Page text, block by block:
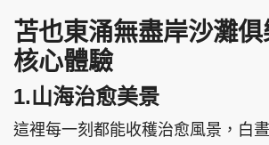
苫也東涌無盡岸沙灘
核心體驗
1.山海治愈美景
這裡每一刻都能收穫治愈風景，白